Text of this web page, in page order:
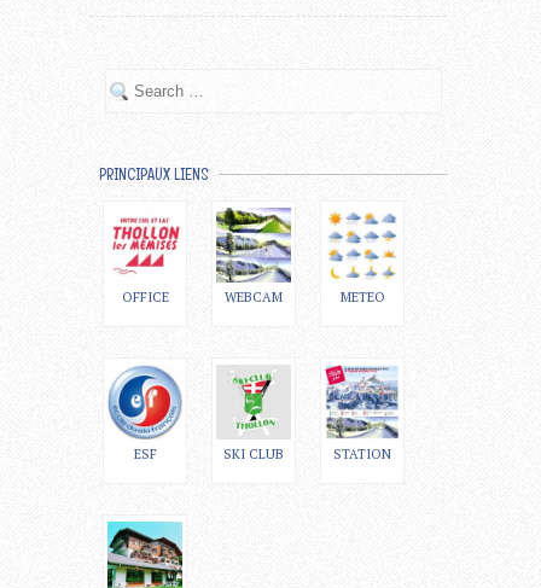
PRINCIPAUX LIENS
OFFICE WEBCAM METEO
ESF SKI CLUB STATION